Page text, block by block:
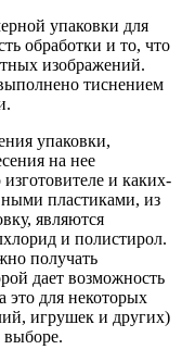
упаковки для
обработки и то, что
изображений.
тиснением
упаковки,
на нее
и каких-
пластиками, из
являются
и полистирол.
получать
дает возможность
это для некоторых
игрушек и других)